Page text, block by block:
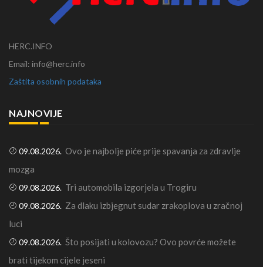
HERC.INFO
Email: info@herc.info
Zaštita osobnih podataka
NAJNOVIJE
09.08.2026. Ovo je najbolje piće prije spavanja za zdravlje
mozga
09.08.2026. Tri automobila izgorjela u Trogiru
09.08.2026. Za dlaku izbjegnut sudar zrakoplova u zračnoj
luci
09.08.2026. Što posijati u kolovozu? Ovo povrće možete
brati tijekom cijele jeseni